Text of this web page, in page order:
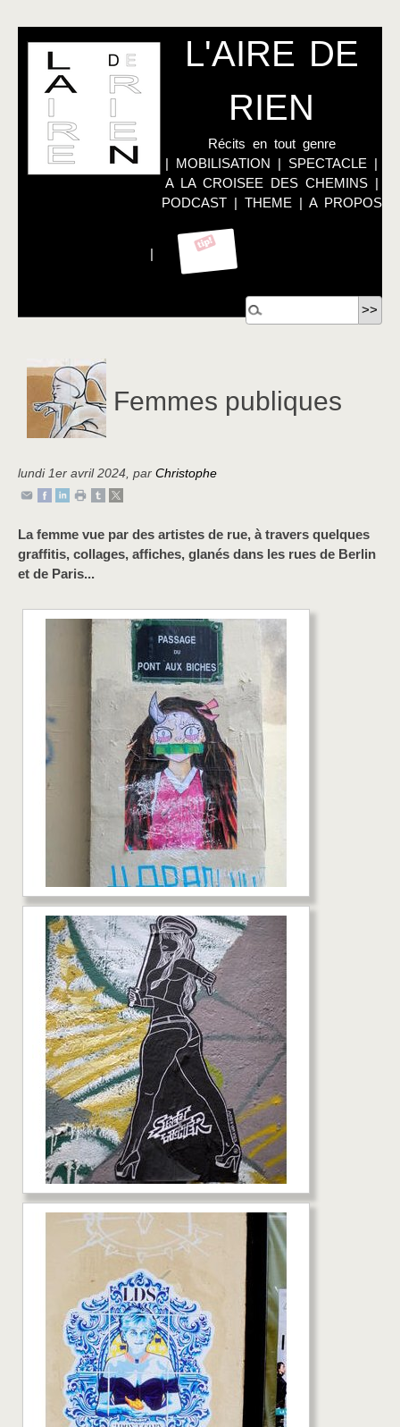
L'AIRE DE
RIEN
Récits en tout genre
| MOBILISATION | SPECTACLE |
A LA CROISEE DES CHEMINS|
PODCAST| THEME | A PROPOS
|
Femmes publiques
lundi 1er avril 2024, par Christophe
La femme vue par des artistes de rue, à travers quelques
graffitis, collages, affiches, glanés dans les rues de Berlin
et de Paris...